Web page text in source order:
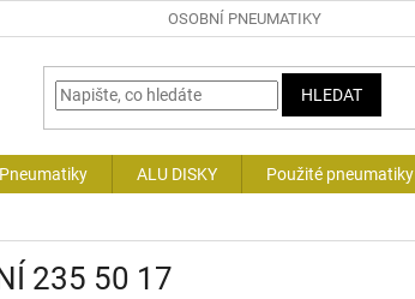
OSOBNÍ PNEUMATIKY
HLEDAT
ALU DISKY Použité pneumatiky
235 50 17